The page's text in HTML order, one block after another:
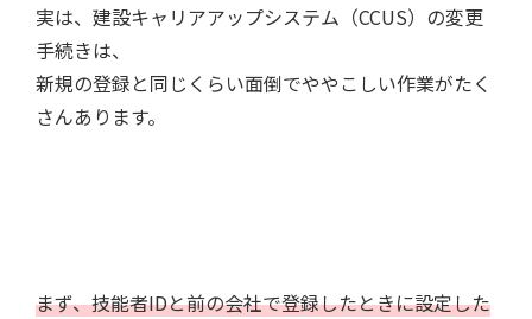
実は、建設キャリアアップシステム（CCUS）の変更
手続きは、
新規の登録と同じくらい面倒でややこしい作業がたく
さんあります。
まず、技能者IDと前の会社で登録したときに設定した